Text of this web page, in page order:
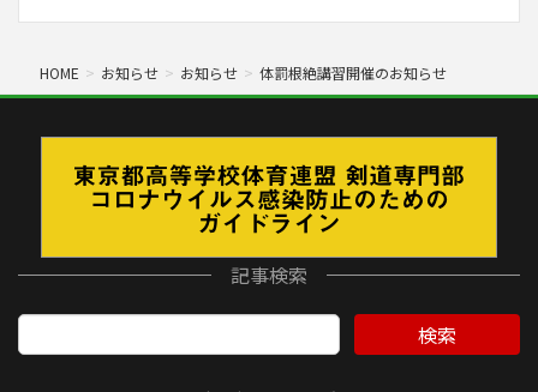
HOME お知らせ お知らせ 体罰根絶講習開催のお知らせ
記事検索
検索